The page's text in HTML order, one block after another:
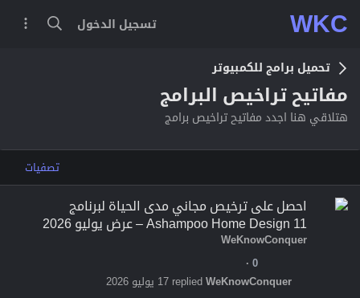
WKC تسجيل الدخول
تحميل برامج للكمبيوتر
مفاتيح تراخيص البرامج
هتلاقي هنا اجدد مفاتيح تراخيص برامج
تصفيات
احصل على ترخيص مجاني مدى الحياة لبرنامج
Ashampoo Home Design 11 – عرض يوليو 2026
WeKnowConquer
0
17 يوليو 2026
WeKnowConquer